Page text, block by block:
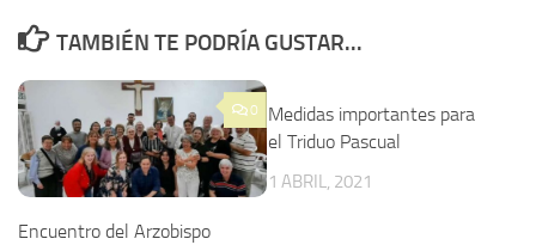
TAMBIÉN TE PODRÍA GUSTAR...
0
Encuentro del Arzobispo
Medidas importantes para
el Triduo Pascual
1 ABRIL, 2021